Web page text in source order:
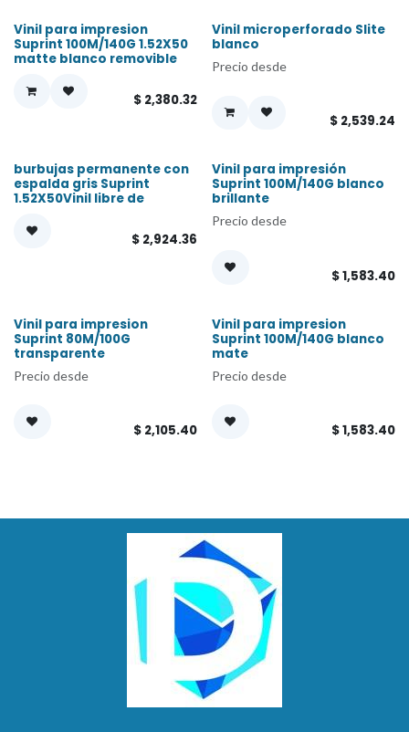
¡Nuevo!
Vinil para impresion
Suprint 100M/140G 1.52X50
matte blanco removible
$ 2,380.32
Vinil microperforado Slite
blanco
Precio desde
$ 2,539.24
burbujas permanente con
espalda gris Suprint
1.52X50Vinil libre de
$ 2,924.36
Vinil para impresión
Suprint 100M/140G blanco
brillante
Precio desde
$1,583.40
Vinil para impresion
Suprint 80M/100G
transparente
Precio desde
$ 2,105.40
Vinil para impresion
Suprint 100M/140G blanco
mate
Precio desde
$1,583.40